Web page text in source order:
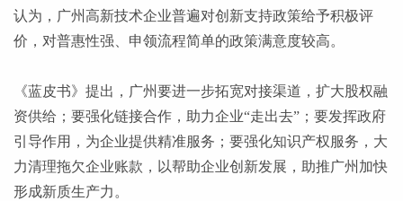
认为，广州高新技术企业普遍对创新支持政策给予积极评
价，对普惠性强、申领流程简单的政策满意度较高。
《蓝皮书》提出，广州要进一步拓宽对接渠道，扩大股权融
资供给；要强化链接合作，助力企业“走出去”；要发挥政府
引导作用，为企业提供精准服务；要强化知识产权服务，大
力清理拖欠企业账款，以帮助企业创新发展，助推广州加快
形成新质生产力。